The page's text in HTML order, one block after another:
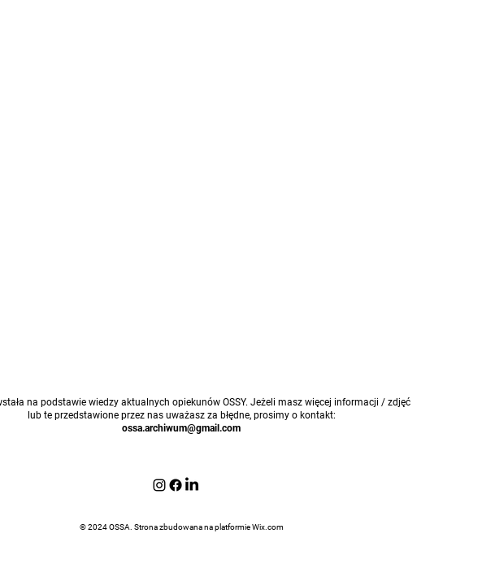
na podstawie wiedzy aktualnych opiekunów OSSY. Jeżeli masz więcej informacji / zdjęć
lub te przedstawione przez nas uważasz za błędne, prosimy o kontakt:
ossa.archiwum@gmail.com
© 2024 OSSA. Strona zbudowana na platformieWix.com